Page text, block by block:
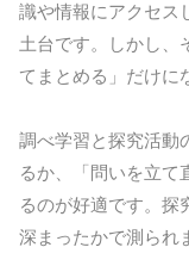
識や情報にアクセス
土台です。しかし、
てまとめる」だけに
調べ学習と探究活動
るか、「問いを立て
るのが好適です。探
深まったかで測られ